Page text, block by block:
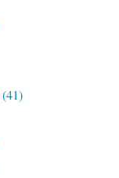
(41)